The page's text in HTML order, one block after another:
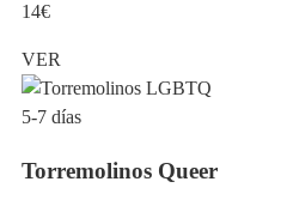
14€
VER
5-7 días
Torremolinos Queer